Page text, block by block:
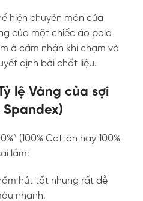
hiện chuyên môn của
của một chiếc áo polo
ở cảm nhận khi chạm và
định bởi chất liệu.
lệ Vàng của sợi
Spandex)
(100% Cotton hay 100%
lầm:
hút tốt nhưng rất dễ
nhanh.